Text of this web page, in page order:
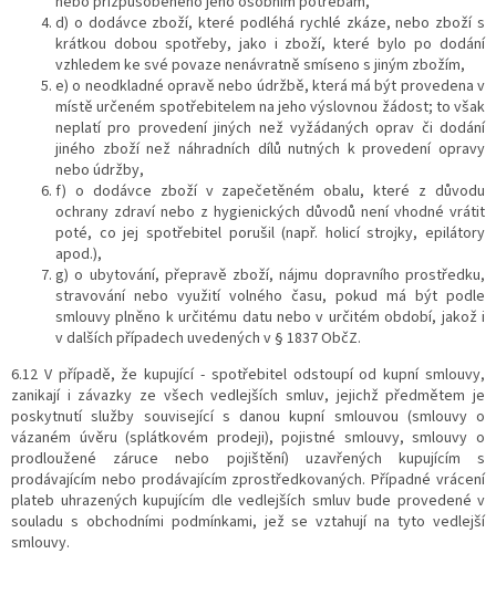
d) o dodávce zboží, které podléhá rychlé zkáze, nebo zboží s
krátkou dobou spotřeby, jako i zboží, které bylo po dodání
vzhledem ke své povaze nenávratně smíseno s jiným zbožím,
e) o neodkladné opravě nebo údržbě, která má být provedena v
místě určeném spotřebitelem na jeho výslovnou žádost; to však
neplatí pro provedení jiných než vyžádaných oprav či dodání
jiného zboží než náhradních dílů nutných k provedení opravy
nebo údržby,
f) o dodávce zboží v zapečetěném obalu, které z důvodu
ochrany zdraví nebo z hygienických důvodů není vhodné vrátit
poté, co jej spotřebitel porušil (např. holicí strojky, epilátory
apod.),
g) o ubytování, přepravě zboží, nájmu dopravního prostředku,
stravování nebo využití volného času, pokud má být podle
smlouvy plněno k určitému datu nebo v určitém období, jakož i
v dalších případech uvedených v § 1837 ObčZ.
6.12 V případě, že kupující - spotřebitel odstoupí od kupní smlouvy,
zanikají i závazky ze všech vedlejších smluv, jejichž předmětem je
poskytnutí služby související s danou kupní smlouvou (smlouvy o
vázaném úvěru (splátkovém prodeji), pojistné smlouvy, smlouvy o
prodloužené záruce nebo pojištění) uzavřených kupujícím s
prodávajícím nebo prodávajícím zprostředkovaných. Případné vrácení
plateb uhrazených kupujícím dle vedlejších smluv bude provedené v
souladu s obchodními podmínkami, jež se vztahují na tyto vedlejší
smlouvy.